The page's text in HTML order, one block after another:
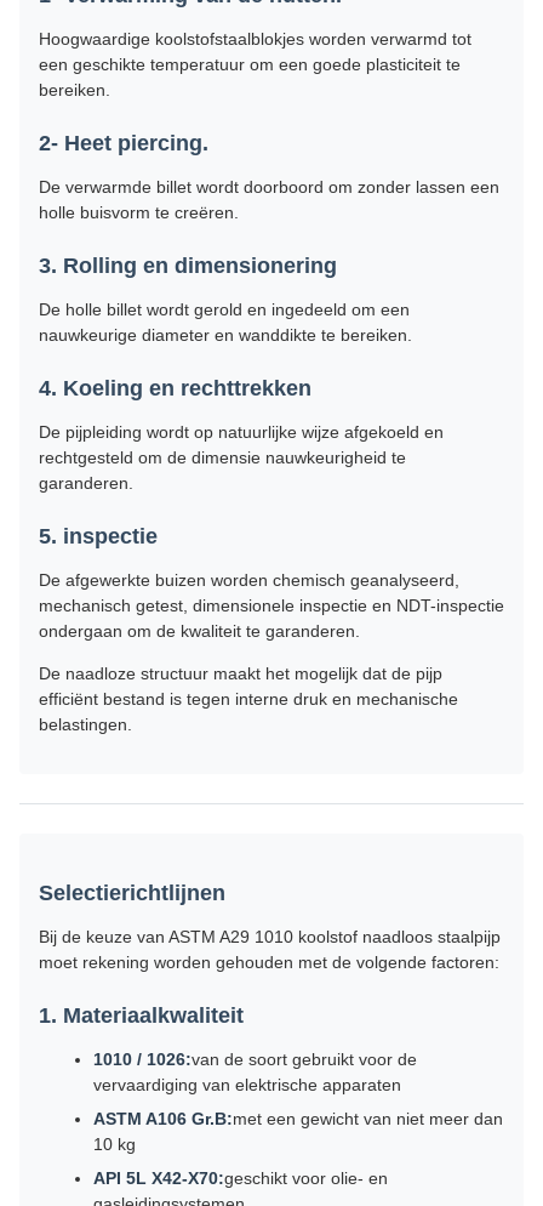
Hoogwaardige koolstofstaalblokjes worden verwarmd tot
een geschikte temperatuur om een goede plasticiteit te
bereiken.
2- Heet piercing.
De verwarmde billet wordt doorboord om zonder lassen een
holle buisvorm te creëren.
3. Rolling en dimensionering
De holle billet wordt gerold en ingedeeld om een
nauwkeurige diameter en wanddikte te bereiken.
4. Koeling en rechttrekken
De pijpleiding wordt op natuurlijke wijze afgekoeld en
rechtgesteld om de dimensie nauwkeurigheid te
garanderen.
5. inspectie
De afgewerkte buizen worden chemisch geanalyseerd,
mechanisch getest, dimensionele inspectie en NDT-inspectie
ondergaan om de kwaliteit te garanderen.
De naadloze structuur maakt het mogelijk dat de pijp
efficiënt bestand is tegen interne druk en mechanische
belastingen.
Selectierichtlijnen
Bij de keuze van ASTM A29 1010 koolstof naadloos staalpijp
moet rekening worden gehouden met de volgende factoren:
1. Materiaalkwaliteit
1010 / 1026:van de soort gebruikt voor de
vervaardiging van elektrische apparaten
ASTM A106 Gr.B:met een gewicht van niet meer dan
10 kg
API 5L X42-X70:geschikt voor olie- en